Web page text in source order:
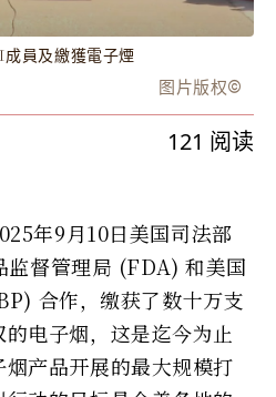
員及繳獲電子煙
图片版权©️
121 阅读
年9月10日美国司法部
监督管理局 (FDA) 和美国
合作，缴获了数十万支
电子烟，这是迄今为止
产品开展的最大规模打